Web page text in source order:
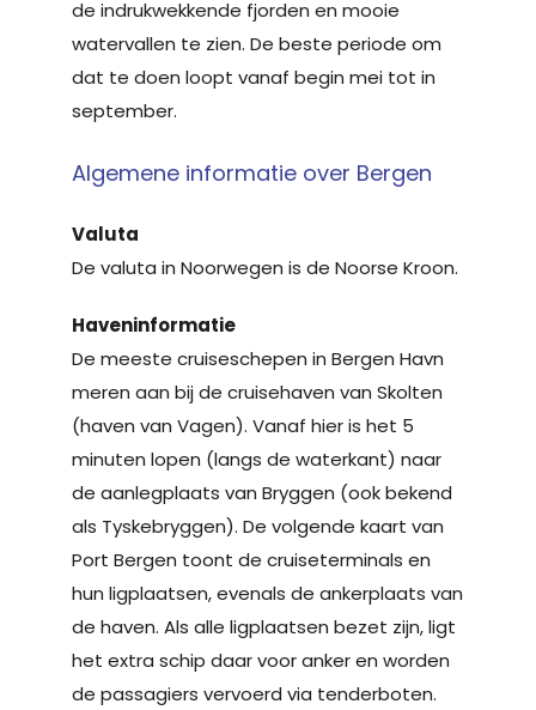
de indrukwekkende fjorden en mooie
watervallen te zien. De beste periode om
dat te doen loopt vanaf begin mei tot in
september.
Algemene informatie over Bergen
Valuta
De valuta in Noorwegen is de Noorse Kroon.
Haveninformatie
De meeste cruiseschepen in Bergen Havn
meren aan bij de cruisehaven van Skolten
(haven van Vagen). Vanaf hier is het 5
minuten lopen (langs de waterkant) naar
de aanlegplaats van Bryggen (ook bekend
als Tyskebryggen). De volgende kaart van
Port Bergen toont de cruiseterminals en
hun ligplaatsen, evenals de ankerplaats van
de haven. Als alle ligplaatsen bezet zijn, ligt
het extra schip daar voor anker en worden
de passagiers vervoerd via tenderboten.